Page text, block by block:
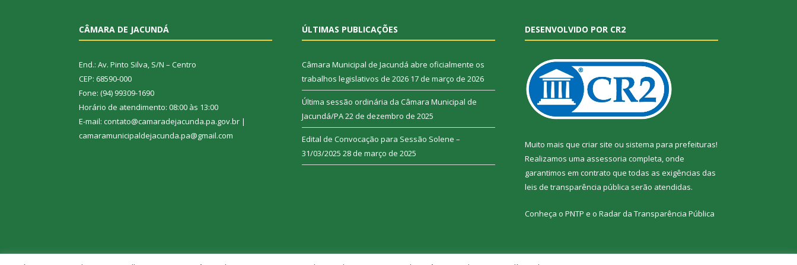
CÂMARA DE JACUNDÁ
End.: Av. Pinto Silva, S/N – Centro
CEP: 68590-000
Fone: (94) 99309-1690
Horário de atendimento: 08:00 às 13:00
E-mail: contato@camaradejacunda.pa.gov.br |
camaramunicipaldejacunda.pa@gmail.com
ÚLTIMAS PUBLICAÇÕES
Câmara Municipal de Jacundá abre oficialmente os
trabalhos legislativos de 2026 17 de março de 2026
Última sessão ordinária da Câmara Municipal de
Jacundá/PA22 de dezembro de 2025
Edital de Convocação para Sessão Solene –
31/03/2025 28 de março de 2025
DESENVOLVIDO POR CR2
Muito mais que criar site ou sistema para prefeituras!
Realizamos uma assessoria completa, onde
garantimos em contrato que todas as exigências das
leis de transparência pública serão atendidas.
Conheça o PNTP e o Radar da Transparência Pública